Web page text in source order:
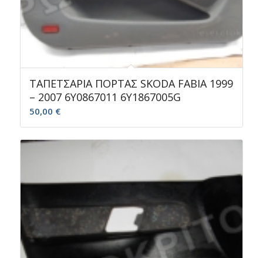
ΤΑΠΕΤΣΑΡΙΑ ΠΟΡΤΑΣ SKODA FABIA 1999
– 2007 6Υ0867011 6Y1867005G
50,00 €